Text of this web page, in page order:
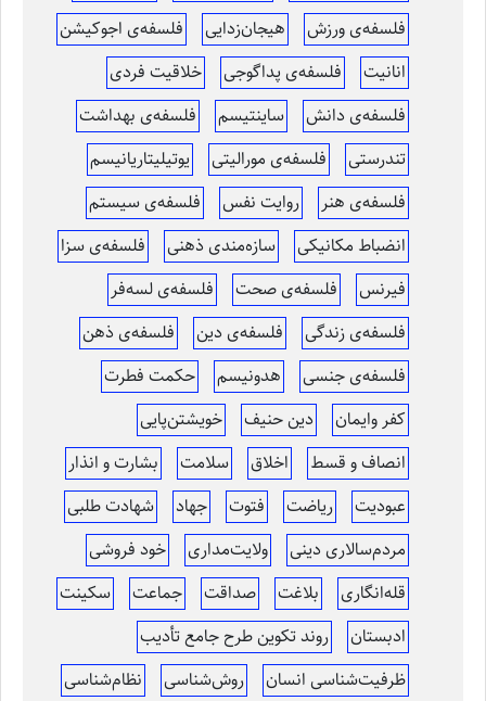
فلسفه‌ی ورزش
هیجان‌زدایی
فلسفه‌ی اجوکیشن
انانیت
فلسفه‌ی پداگوجی
خلاقیت فردی
فلسفه‌ی دانش
ساینتیسم
فلسفه‌ی بهداشت
تندرستی
فلسفه‌ی مورالیتی
یوتیلیتاریانیسم
فلسفه‌ی هنر
روایت نفس
فلسفه‌ی سیستم
انضباط مکانیکی
سازه‌مندی ذهنی
فلسفه‌ی سزا
فیرنس
فلسفه‌ی صحت
فلسفه‌ی لسه‌فر
فلسفه‌ی زندگی
فلسفه‌ی دین
فلسفه‌ی ذهن
فلسفه‌ی جنسی
هدونیسم
حکمت فطرت
کفر وایمان
دین حنیف
خویشتن‌پایی
انصاف و قسط
اخلاق سلامت
بشارت و انذار
عبودیت
ریاضت فتوت جهاد
شهادت طلبی
مردم‌سالاری دینی
ولایت‌مداری
خود فروشی
قله‌انگاری
بلاغت صداقت جماعت
سکینت
ادبستان
روند تکوین طرح جامع تأدیب
ظرفیت‌شناسی انسان
روش‌شناسی نظام‌شناسی